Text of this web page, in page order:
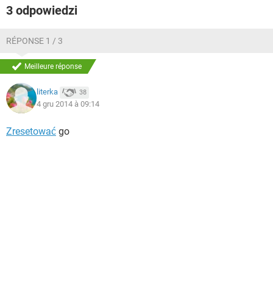
3 odpowiedzi
RÉPONSE 1 / 3
Meilleure réponse
literka 38
4 gru 2014 à 09:14
Zresetować go